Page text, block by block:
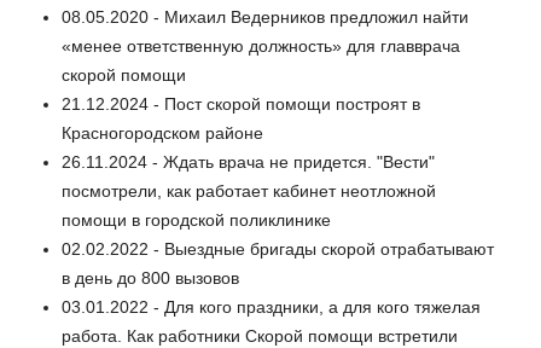
08.05.2020 - Михаил Ведерников предложил найти
«менее ответственную должность» для главврача
скорой помощи
21.12.2024 - Пост скорой помощи построят в
Красногородском районе
26.11.2024 - Ждать врача не придется. "Вести"
посмотрели, как работает кабинет неотложной
помощи в городской поликлинике
02.02.2022 - Выездные бригады скорой отрабатывают
в день до 800 вызовов
03.01.2022 - Для кого праздники, а для кого тяжелая
работа. Как работники Скорой помощи встретили